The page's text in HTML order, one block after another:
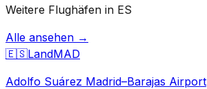
Weitere Flughäfen in ES
Alle ansehen →
🇪🇸LandMAD
Adolfo Suárez Madrid–Barajas Airport